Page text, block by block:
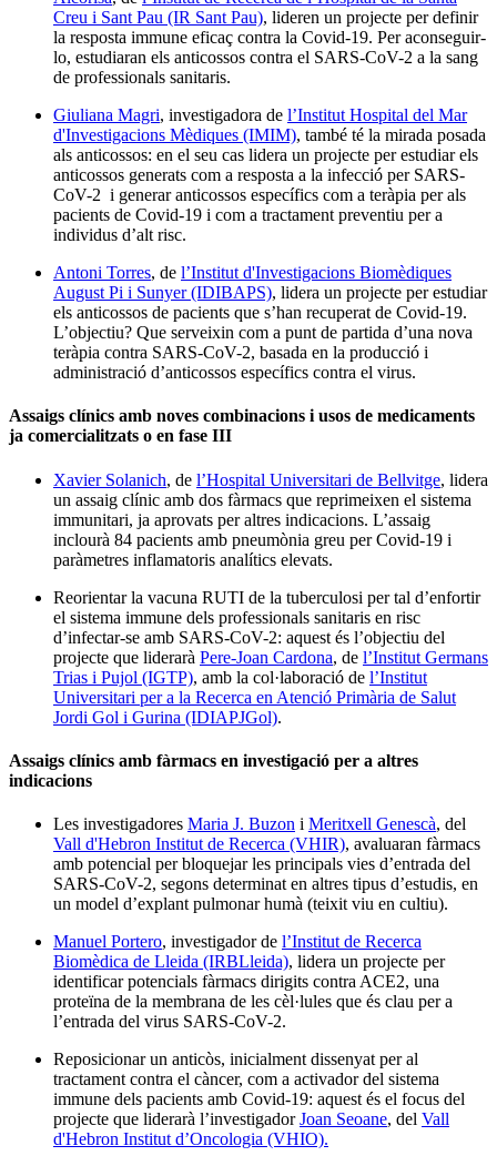
Creu i Sant Pau (IR Sant Pau), lideren un projecte per definir
la resposta immune eficaç contra la Covid-19. Per aconseguir-
lo, estudiaran els anticossos contra el SARS-CoV-2 a la sang
de professionals sanitaris.
Giuliana Magri, investigadora de l’Institut Hospital del Mar
d'Investigacions Mèdiques (IMIM), també té la mirada posada
als anticossos: en el seu cas lidera un projecte per estudiar els
anticossos generats com a resposta a la infecció per SARS-
CoV-2 i generar anticossos específics com a teràpia per als
pacients de Covid-19 i com a tractament preventiu per a
individus d’alt risc.
Antoni Torres, de l’Institut d'Investigacions Biomèdiques
August Pi i Sunyer (IDIBAPS), lidera un projecte per estudiar
els anticossos de pacients que s’han recuperat de Covid-19.
L’objectiu? Que serveixin com a punt de partida d’una nova
teràpia contra SARS-CoV-2, basada en la producció i
administració d’anticossos específics contra el virus.
Assaigs clínics amb noves combinacions i usos de medicaments
ja comercialitzats o en fase III
Xavier Solanich, de l’Hospital Universitari de Bellvitge, lidera
un assaig clínic amb dos fàrmacs que reprimeixen el sistema
immunitari, ja aprovats per altres indicacions. L’assaig
inclourà 84 pacients amb pneumònia greu per Covid-19 i
paràmetres inflamatoris analítics elevats.
Reorientar la vacuna RUTI de la tuberculosi per tal d’enfortir
el sistema immune dels professionals sanitaris en risc
d’infectar-se amb SARS-CoV-2: aquest és l’objectiu del
projecte que liderarà Pere-Joan Cardona, de l’Institut Germans
Trias i Pujol (IGTP), amb la col·laboració de l’Institut
Universitari per a la Recerca en Atenció Primària de Salut
Jordi Gol i Gurina (IDIAPJGol).
Assaigs clínics amb fàrmacs en investigació per a altres
indicacions
Les investigadores Maria J. Buzon i Meritxell Genescà, del
Vall d'Hebron Institut de Recerca (VHIR), avaluaran fàrmacs
amb potencial per bloquejar les principals vies d’entrada del
SARS-CoV-2, segons determinat en altres tipus d’estudis, en
un model d’explant pulmonar humà (teixit viu en cultiu).
Manuel Portero, investigador de l’Institut de Recerca
Biomèdica de Lleida (IRBLleida), lidera un projecte per
identificar potencials fàrmacs dirigits contra ACE2, una
proteïna de la membrana de les cèl·lules que és clau per a
l’entrada del virus SARS-CoV-2.
Reposicionar un anticòs, inicialment dissenyat per al
tractament contra el càncer, com a activador del sistema
immune dels pacients amb Covid-19: aquest és el focus del
projecte que liderarà l’investigadorJoan Seoane, del Vall
d'Hebron Institut d’Oncologia (VHIO).